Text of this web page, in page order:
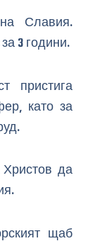
Славия.
3 години.
пристига
като за
да
щаб